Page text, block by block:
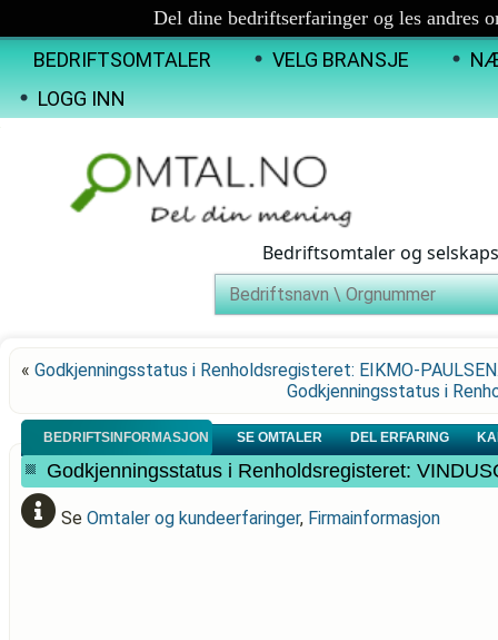
Del dine bedriftserfaringer og les andres
BEDRIFTSOMTALER VELG BRANSJE
LOGG INN
Bedriftsomtaler og
« Godkjenningsstatus i Renholdsregisteret: EIKMO-
Godkjenningsstatus i
BEDRIFTSINFORMASJON SE OMTALER DEL ERFARING
Godkjenningsstatus i Renholdsregisteret:
Se Omtaler og kundeerfaringer, Firmainformasjon